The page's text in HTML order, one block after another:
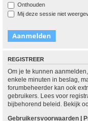
Onthouden
Mij deze sessie niet
REGISTREER
Om je te kunnen
enkele minuten in beslag,
forumbeheerder kan ook
gebruikers. Lees voor
bijbehorend beleid. Bekijk
Gebruikersvoorwaarden |